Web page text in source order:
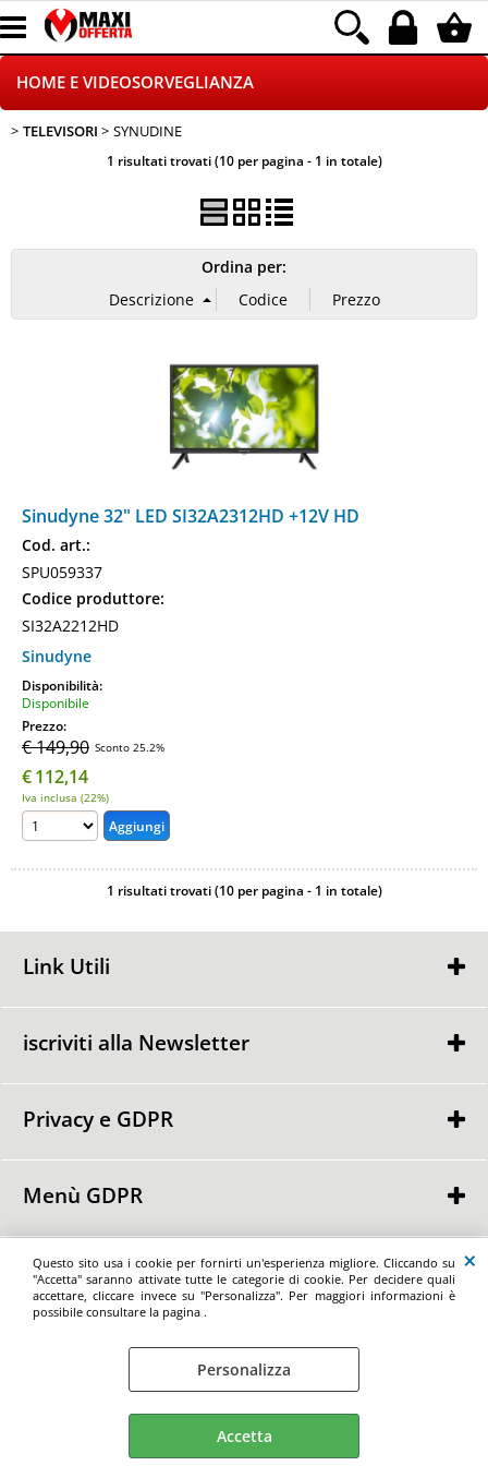
Questo sito usa i cookie per fornirti un'esperienza migliore. Cliccando su
"Accetta" saranno attivate tutte le categorie di cookie. Per decidere quali
accettare, cliccare invece su "Personalizza". Per maggiori informazioni è
possibile consultare la pagina .
Personalizza
Accetta
CATALOGO COMPLETO
TELEFONIA
INFORMATICA
HOME E VIDEOSORVEGLIANZA
TELEVISORI SYNUDINE
1 risultati trovati (10 per pagina - 1 in totale)
Ordina per:
Sinudyne 32" LED SI32A2312HD +12V HD
Cod. art.:
SPU059337
Codice produttore:
SI32A2212HD
Sinudyne
Disponibilità:
Disponibile
Prezzo:
€ 149,90 Sconto 25.2%
€112,14
Iva inclusa (22%)
1 risultati trovati (10 per pagina - 1 in totale)
Link Utili
Contattaci
iscriviti alla Newsletter
Ho letto ed accetto le condizioni dell'
Privacy e GDPR
Punti GDPR
Menù GDPR
Richiedi il ritiro del consenso dei dati personali
Maxiofferta.it by Spazio Ufficio di Basilio Angela - Via Nazionale delle Puglie
176/A - 80026 - Casoria - (NA) Tel/Fax: +39 081 196 59 515 - e-mail:
marketing@maxiofferta.it - P.iva 01898960768
Preferenze cookie